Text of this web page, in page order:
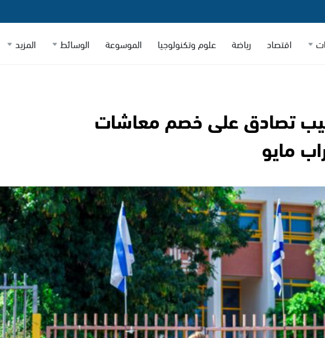
اقتصاد رياضة علوم وتكنولوجيا الموسوعة الوسائط المزيد
تصادق على خصم معاشات
مايو